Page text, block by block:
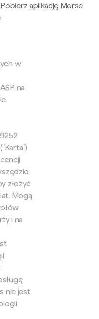
Pobierz aplikację Morse
w
na
złożyć
Mogą
i na
nie jest